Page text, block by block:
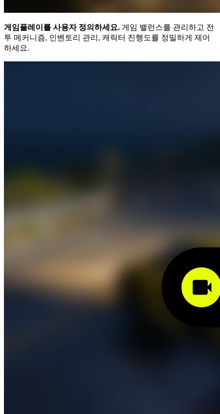
게임플레이를 사용자 정의하세요. 게임 밸런스를 관리하고 전
투 메커니즘, 인벤토리 관리, 캐릭터 진행도를 정밀하게 제어
하세요.